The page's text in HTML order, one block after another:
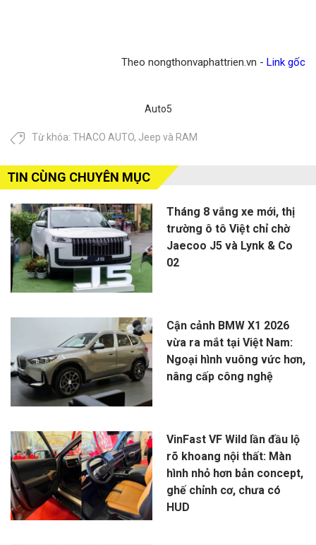
Theo nongthonvaphattrien.vn - Link gốc
Auto5
Từ khóa: THACO AUTO, Jeep và RAM
TIN CÙNG CHUYÊN MỤC
Tháng 8 vắng xe mới, thị
trường ô tô Việt chỉ chờ
Jaecoo J5 và Lynk & Co
02
Cận cảnh BMW X1 2026
vừa ra mắt tại Việt Nam:
Ngoại hình vuông vức hơn,
nâng cấp công nghệ
VinFast VF Wild lần đầu lộ
rõ khoang nội thất: Màn
hình nhỏ hơn bản concept,
ghế chỉnh cơ, chưa có
HUD